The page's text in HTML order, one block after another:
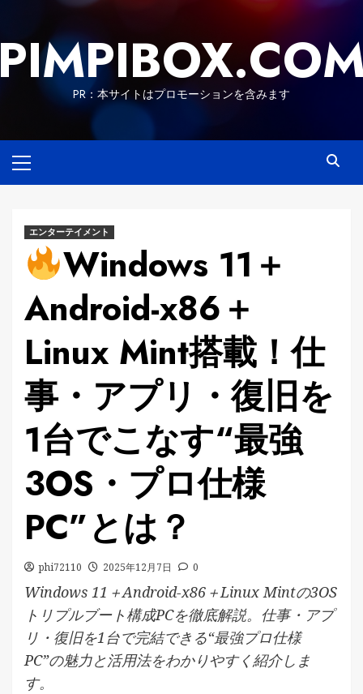
content
PR：本サイトはプロモーションを含みます
Menu
エンターテイメント
Windows 11＋
Android-x86＋
Linux Mint搭載！仕
事・アプリ・復旧を
1台でこなす“最強
3OS・プロ仕様
PC”とは？
phi72110 2025年12月7日 0
Windows 11＋Android-x86＋Linux Mintの3OS
トリプルブート構成PCを徹底解説。仕事・アプ
リ・復旧を1台で完結できる“最強プロ仕様
PC”の魅力と活用法をわかりやすく紹介しま
す。